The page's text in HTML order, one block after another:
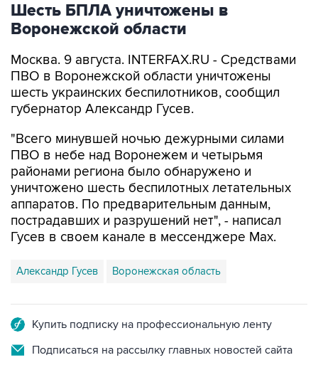
Шесть БПЛА уничтожены в
Воронежской области
Москва. 9 августа. INTERFAX.RU - Средствами
ПВО в Воронежской области уничтожены
шесть украинских беспилотников, сообщил
губернатор Александр Гусев.
"Всего минувшей ночью дежурными силами
ПВО в небе над Воронежем и четырьмя
районами региона было обнаружено и
уничтожено шесть беспилотных летательных
аппаратов. По предварительным данным,
пострадавших и разрушений нет", - написал
Гусев в своем канале в мессенджере Max.
Александр Гусев Воронежская область
Купить подписку на профессиональную ленту
Подписаться на рассылку главных новостей сайта